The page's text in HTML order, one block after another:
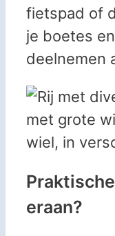
fietspad of
je boetes
deelnemen
eraan?